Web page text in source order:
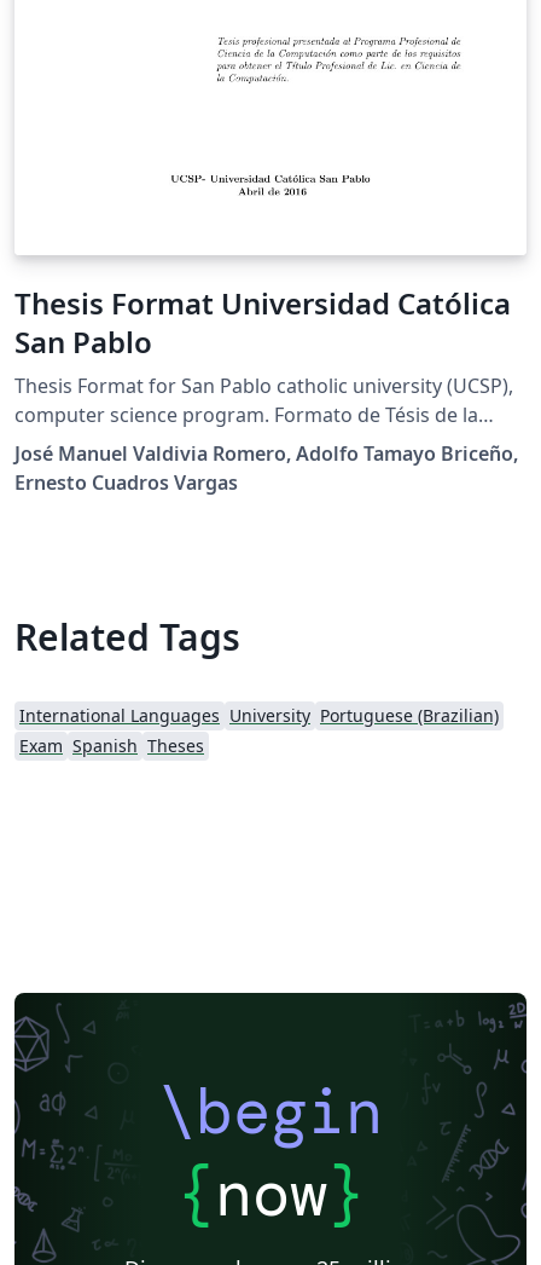
Thesis Format Universidad Católica
San Pablo
Thesis Format for San Pablo catholic university (UCSP),
computer science program. Formato de Tésis de la
universidad católica San Pablo para el programa de
ciencia de la computación
José Manuel Valdivia Romero, Adolfo Tamayo Briceño,
Ernesto Cuadros Vargas
Related Tags
International Languages University Portuguese (Brazilian)
Exam Spanish Theses
\begin
{now}